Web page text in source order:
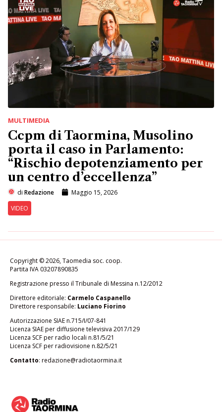
MULTIMEDIA
Ccpm di Taormina, Musolino
porta il caso in Parlamento:
“Rischio depotenziamento per
un centro d’eccellenza”
di Redazione
Maggio 15, 2026
VIDEO
Copyright © 2026, Taomedia soc. coop.
Partita IVA 03207890835
Registrazione presso il Tribunale di Messina n.12/2012
Direttore editoriale: Carmelo Caspanello
Direttore responsabile: Luciano Fiorino
Autorizzazione SIAE n.715/I/07-841
Licenza SIAE per diffusione televisiva 2017/129
Licenza SCF per radio locali n.81/5/21
Licenza SCF per radiovisione n.82/5/21
Contatto: redazione@radiotaormina.it